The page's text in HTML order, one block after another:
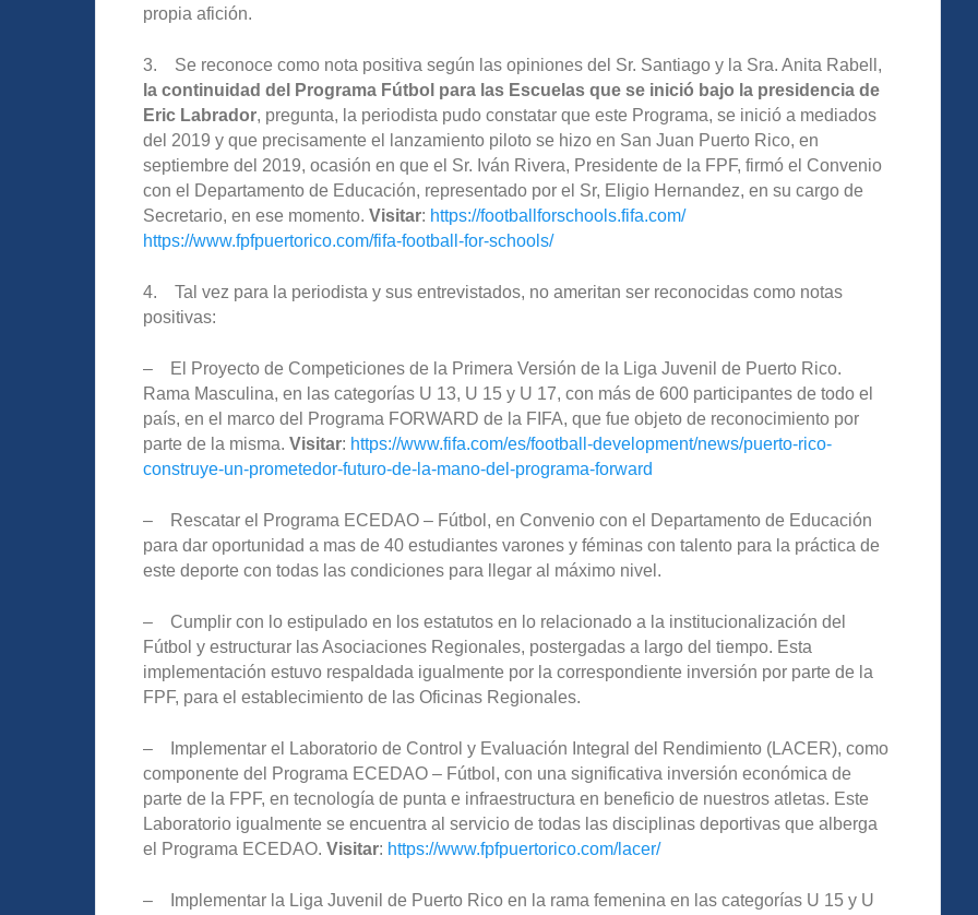
propia afición.
3. Se reconoce como nota positiva según las opiniones del Sr. Santiago y la Sra. Anita Rabell,
la continuidad del Programa Fútbol para las Escuelas que se inició bajo la presidencia de
Eric Labrador, pregunta, la periodista pudo constatar que este Programa, se inició a mediados
del 2019 y que precisamente el lanzamiento piloto se hizo en San Juan Puerto Rico, en
septiembre del 2019, ocasión en que el Sr. Iván Rivera, Presidente de la FPF, firmó el Convenio
con el Departamento de Educación, representado por el Sr, Eligio Hernandez, en su cargo de
Secretario, en ese momento. Visitar: https://footballforschools.fifa.com/
https://www.fpfpuertorico.com/fifa-football-for-schools/
4. Tal vez para la periodista y sus entrevistados, no ameritan ser reconocidas como notas
positivas:
– El Proyecto de Competiciones de la Primera Versión de la Liga Juvenil de Puerto Rico.
Rama Masculina, en las categorías U 13, U 15 y U 17, con más de 600 participantes de todo el
país, en el marco del Programa FORWARD de la FIFA, que fue objeto de reconocimiento por
parte de la misma. Visitar: https://www.fifa.com/es/football-development/news/puerto-rico-
construye-un-prometedor-futuro-de-la-mano-del-programa-forward
– Rescatar el Programa ECEDAO – Fútbol, en Convenio con el Departamento de Educación
para dar oportunidad a mas de 40 estudiantes varones y féminas con talento para la práctica de
este deporte con todas las condiciones para llegar al máximo nivel.
– Cumplir con lo estipulado en los estatutos en lo relacionado a la institucionalización del
Fútbol y estructurar las Asociaciones Regionales, postergadas a largo del tiempo. Esta
implementación estuvo respaldada igualmente por la correspondiente inversión por parte de la
FPF, para el establecimiento de las Oficinas Regionales.
– Implementar el Laboratorio de Control y Evaluación Integral del Rendimiento (LACER), como
componente del Programa ECEDAO – Fútbol, con una significativa inversión económica de
parte de la FPF, en tecnología de punta e infraestructura en beneficio de nuestros atletas. Este
Laboratorio igualmente se encuentra al servicio de todas las disciplinas deportivas que alberga
el Programa ECEDAO. Visitar: https://www.fpfpuertorico.com/lacer/
– Implementar la Liga Juvenil de Puerto Rico en la rama femenina en las categorías U 15 y U